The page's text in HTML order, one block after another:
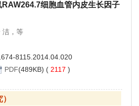
细胞血管内皮生长因子
洁，等
8115.2014.04.020
PDF(489KB) ( 2117 )